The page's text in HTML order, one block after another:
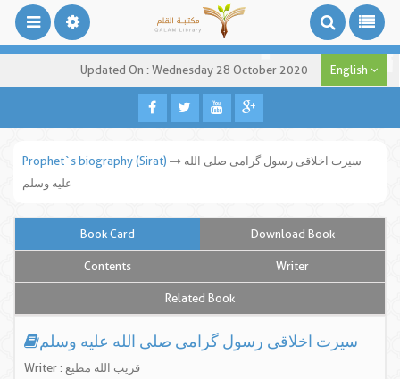
Updated On : Wednesday 28 October 2020 English
Prophet`s biography (Sirat)
سیرت اخلاقی رسول گرامی صلی الله
علیه وسلم
Book Card Download Book
Contents Writer
Related Book
سیرت اخلاقی رسول گرامی صلی الله علیه وسلم
Writer : قریب الله مطیع